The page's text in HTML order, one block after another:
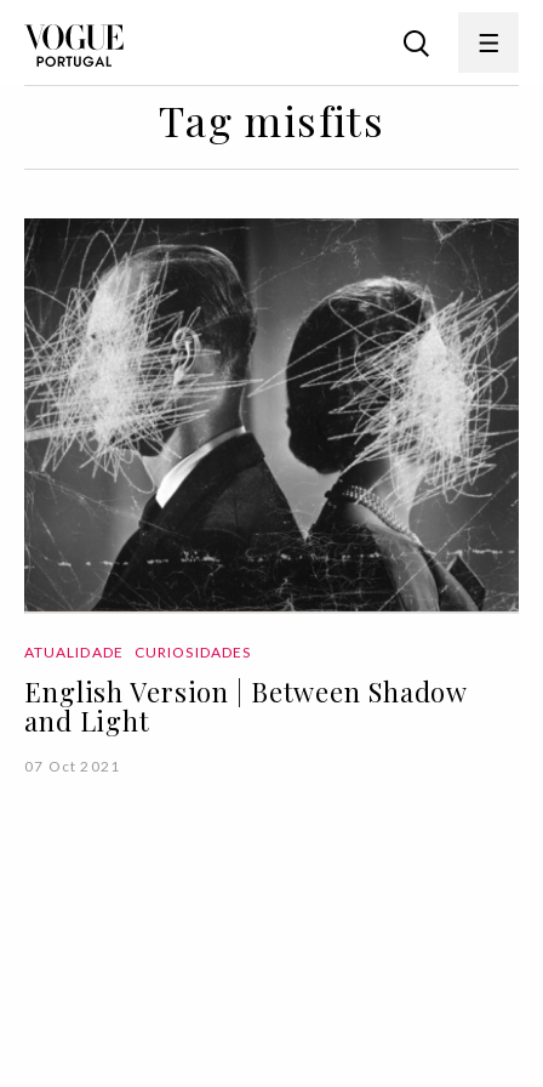
Tag misfits
ATUALIDADE CURIOSIDADES
English Version | Between Shadow
and Light
07 Oct 2021